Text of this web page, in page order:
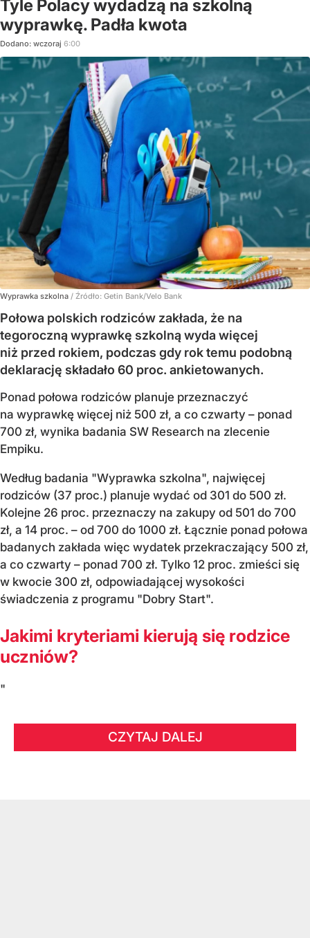
Tyle Polacy wydadzą na szkolną
wyprawkę. Padła kwota
Dodano: wczoraj 6:00
Wyprawka szkolna / Źródło: Getin Bank/Velo Bank
Połowa polskich rodziców zakłada, że na
tegoroczną wyprawkę szkolną wyda więcej
niż przed rokiem, podczas gdy rok temu podobną
deklarację składało 60 proc. ankietowanych.
Ponad połowa rodziców planuje przeznaczyć
na wyprawkę więcej niż 500 zł, a co czwarty – ponad
700 zł, wynika badania SW Research na zlecenie
Empiku.
Według badania "Wyprawka szkolna", najwięcej
rodziców (37 proc.) planuje wydać od 301 do 500 zł.
Kolejne 26 proc. przeznaczy na zakupy od 501 do 700
zł, a 14 proc. – od 700 do 1000 zł. Łącznie ponad połowa
badanych zakłada więc wydatek przekraczający 500 zł,
a co czwarty – ponad 700 zł. Tylko 12 proc. zmieści się
w kwocie 300 zł, odpowiadającej wysokości
świadczenia z programu "Dobry Start".
Jakimi kryteriami kierują się rodzice
uczniów?
"
CZYTAJ DALEJ